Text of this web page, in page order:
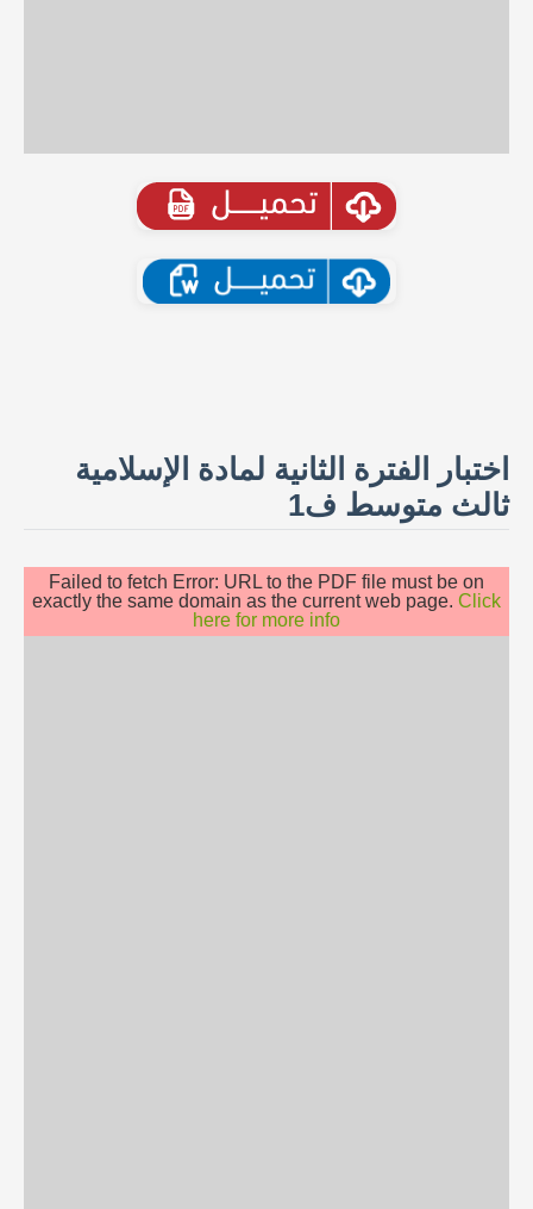
اختبار الفترة الثانية لمادة الإسلامية
ثالث متوسط ف1
Failed to fetch Error: URL to the PDF file must be on
exactly the same domain as the current web page. Click
here for more info